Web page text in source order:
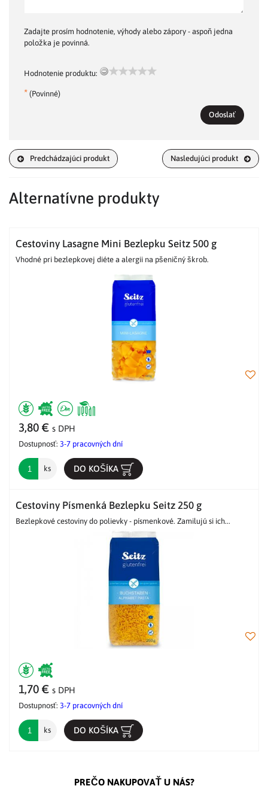
Zadajte prosím hodnotenie, výhody alebo zápory - aspoň jedna
položka je povinná.
Hodnotenie produktu:
* (Povinné)
Odoslať
Predchádzajúci produkt Nasledujúci produkt
Alternatívne produkty
Cestoviny Lasagne Mini Bezlepku Seitz 500 g
Vhodné pri bezlepkovej diéte a alergii na pšeničný škrob.
3,80 € s DPH
Dostupnosť: 3-7 pracovných dní
ks DO KOŠÍKA
Cestoviny Písmenká Bezlepku Seitz 250 g
Bezlepkové cestoviny do polievky - písmenkové. Zamilujú si ich...
1,70 € s DPH
Dostupnosť: 3-7 pracovných dní
ks DO KOŠÍKA
PREČO NAKUPOVAŤ U NÁS?